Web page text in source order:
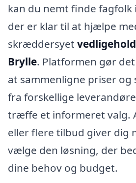
kan du nemt finde fagfolk
der er klar til at hjælpe
skræddersyet
Brylle. Platformen gør
at sammenligne priser og
fra forskellige
træffe et informeret valg.
eller flere tilbud giver dig
vælge den løsning, der
dine behov og budget.